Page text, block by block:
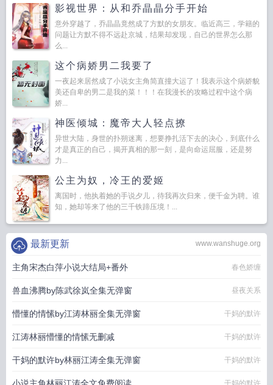
影视世界：从和乔晶晶分手开始
意外穿越了，乔晶晶竟然成了方默的女朋友。临近高三，学籍的
问题让方默不得不远赴京城，结果却发现，自己的世界怎么那
么...
这个病娇男二我要了
一夜起来居然成了小说女主角简直撞大运了！我表示这个病娇貌
美还自卑的男二是我的菜！！！在我漫长的攻略过程中这个病
娇...
神医倾城：魔帝大人轻点撩
异世大陆，身世的扑朔迷离，想要挣扎活下去的决心，到底什么
才是真正的自己，揭开真相的那一刻，是向命运屈服，还是努
力...
公主为奴，冷王的爱姬
离国时，他执着她的手说夕儿，待我再次归来，便千金为聘。谁
知，她却等来了他的三千铁蹄压境！...
www.wanshuge.org
最新更新
主角宋杰白萍小说大结局+番外 春色娇缠
兽血沸腾by陈武徐岚全集无弹窗 昼夜关系
懵懂的情愫by江涛林丽全集无弹窗 干妈的默许
江涛林丽懵懂的情愫无删减 干妈的默许
干妈的默许by林丽江涛全集无弹窗 干妈的默许
干妈的默许